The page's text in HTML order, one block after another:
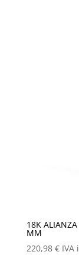
18K
MM
220,98 € IVA